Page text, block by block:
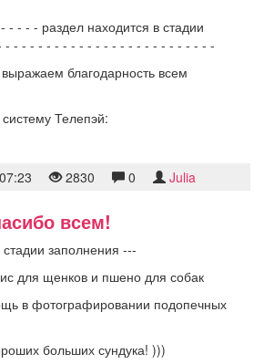
- - - раздел находится в стадии
- - - - - - - - - - - - - - - - - - - - - - - - -
благодарность всем
Телепэй:
2830 0 Julia
всем!
заполнения ---
для щенков и пшено для собак
в фотографировании подопечных
больших сундука! )))